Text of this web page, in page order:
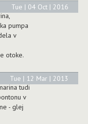
pumpa
v
otoke.
Tue | 04 Oct | 2016
tudi
v
- glej
Tue | 12 Mar | 2013